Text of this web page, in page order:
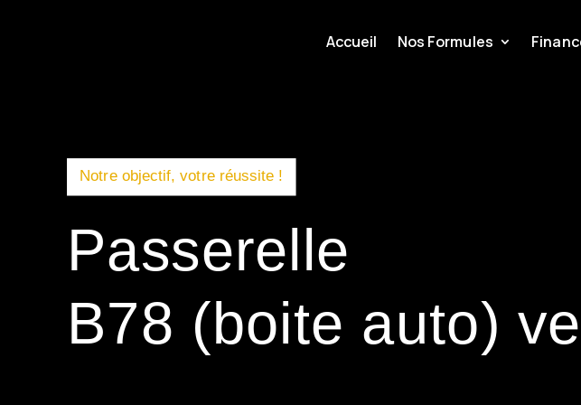
Accueil Nos Formules
Notre objectif, votre réussite !
Passerelle
B78 (boite auto)